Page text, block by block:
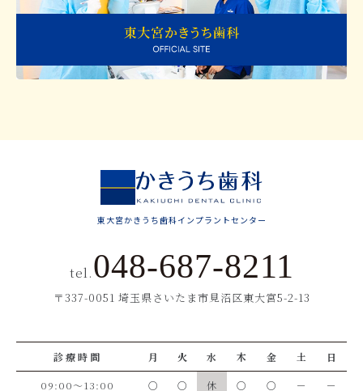
東大宮かきうち歯科インプラントセンター
tel.048-687-8211
〒337-0051 埼玉県さいたま市見沼区東大宮5-2-13
診療時間 月 火 水 木 金 土 日
09:00～13:00 ○ ○ 休 ○ ○ －
－